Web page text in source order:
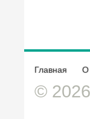
Главная О
©